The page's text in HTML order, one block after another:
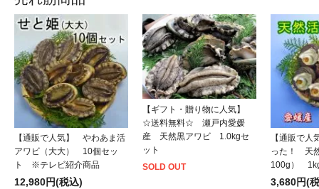
【通販で人気】 やわあま活
アワビ（大大） 10個セッ
ト ※テレビ紹介商品
12,980円(税込)
【ギフト・贈り物に人気】
☆送料無料☆ 瀬戸内愛媛
産 天然黒アワビ 1.0kgセ
ット
SOLD OUT
【通販で
った！ 天
100g）
3,680円(